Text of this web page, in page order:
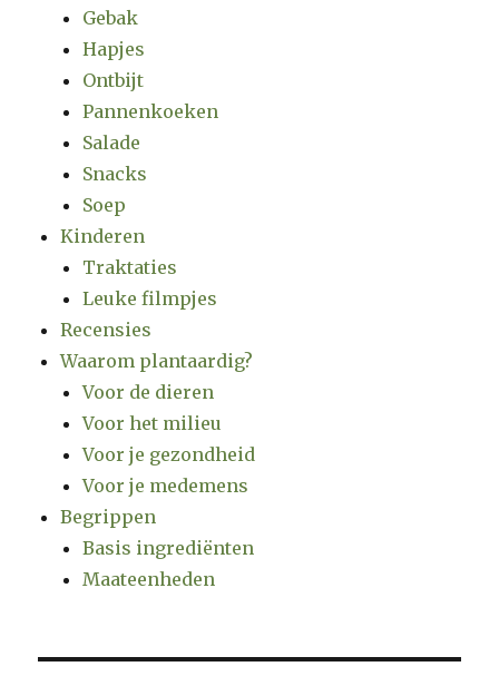
Gebak
Hapjes
Ontbijt
Pannenkoeken
Salade
Snacks
Soep
Kinderen
Traktaties
Leuke filmpjes
Recensies
Waarom plantaardig?
Voor de dieren
Voor het milieu
Voor je gezondheid
Voor je medemens
Begrippen
Basis ingrediënten
Maateenheden